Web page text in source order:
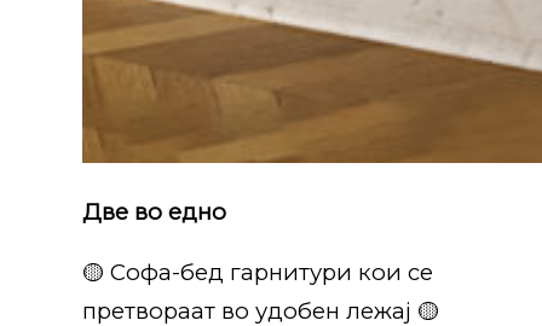
Две во едно
🟡 Софа-бед гарнитури кои се
претвораат во удобен лежај 🟡